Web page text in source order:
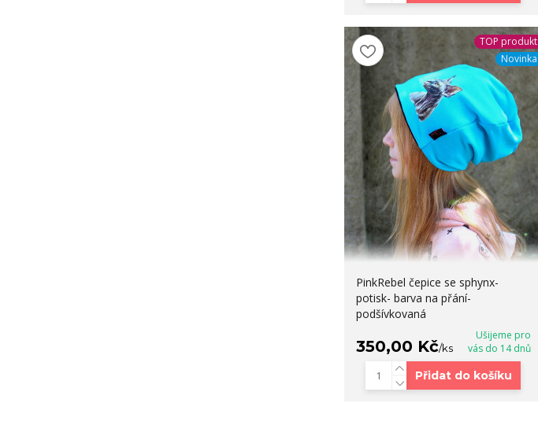
TOP produkt
Novinka
PinkRebel čepice se sphynx-
potisk- barva na přání-
podšívkovaná
350,00 Kč/ks
Ušijeme pro
vás do 14 dnů
Přidat do košíku